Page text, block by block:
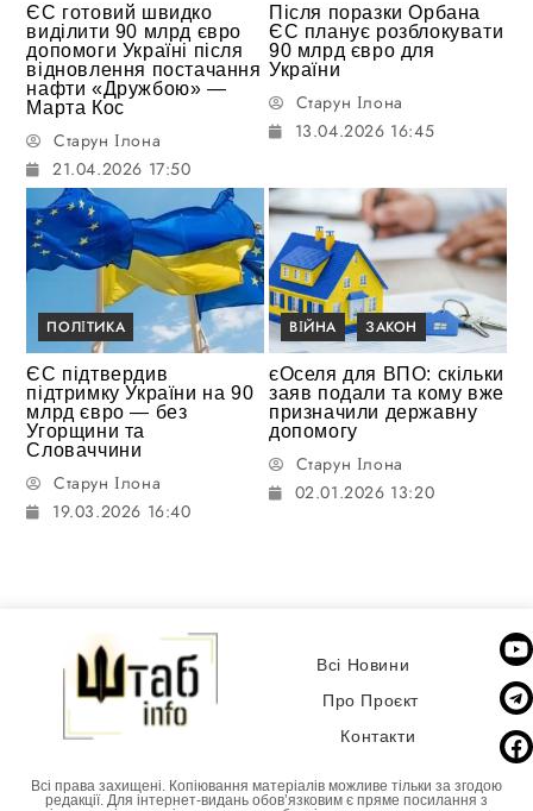
ЄС готовий швидко
виділити 90 млрд євро
допомоги Україні після
відновлення постачання
нафти «Дружбою» —
Марта Кос
Старун Ілона
21.04.2026 17:50
Після поразки Орбана
ЄС планує розблокувати
90 млрд євро для
України
Старун Ілона
13.04.2026 16:45
ПОЛІТИКА
ЄС підтвердив
підтримку України на 90
млрд євро — без
Угорщини та
Словаччини
Старун Ілона
19.03.2026 16:40
ВІЙНА ЗАКОН
єОселя для ВПО: скільки
заяв подали та кому вже
призначили державну
допомогу
Старун Ілона
02.01.2026 13:20
Всі Новини
Про Проєкт
Контакти
Всі права захищені. Копіювання матеріалів можливе тільки за згодою
редакції. Для інтернет-видань обовʼязковим є пряме посилання з